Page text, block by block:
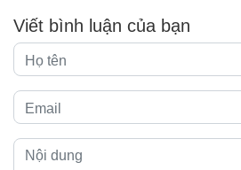
Viết bình luận của bạn